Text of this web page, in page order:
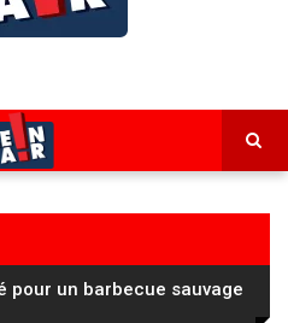
pour un barbecue sauvage